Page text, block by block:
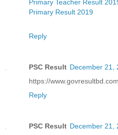
Primary Teacher Result
Primary Result 2019
Reply
PSC Result December 21,
https://
Reply
PSC Result December 21,